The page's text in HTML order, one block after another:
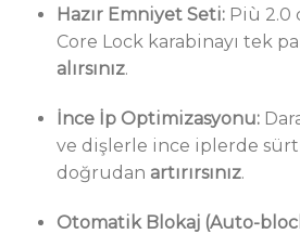
Hazır Emniyet Seti:Più 2.0
Core Lock karabinayı tek
alırsınız.
İnce İp Optimizasyonu:
ve dişlerle ince iplerde
doğrudan artırırsınız.
Otomatik Blokaj (Auto-